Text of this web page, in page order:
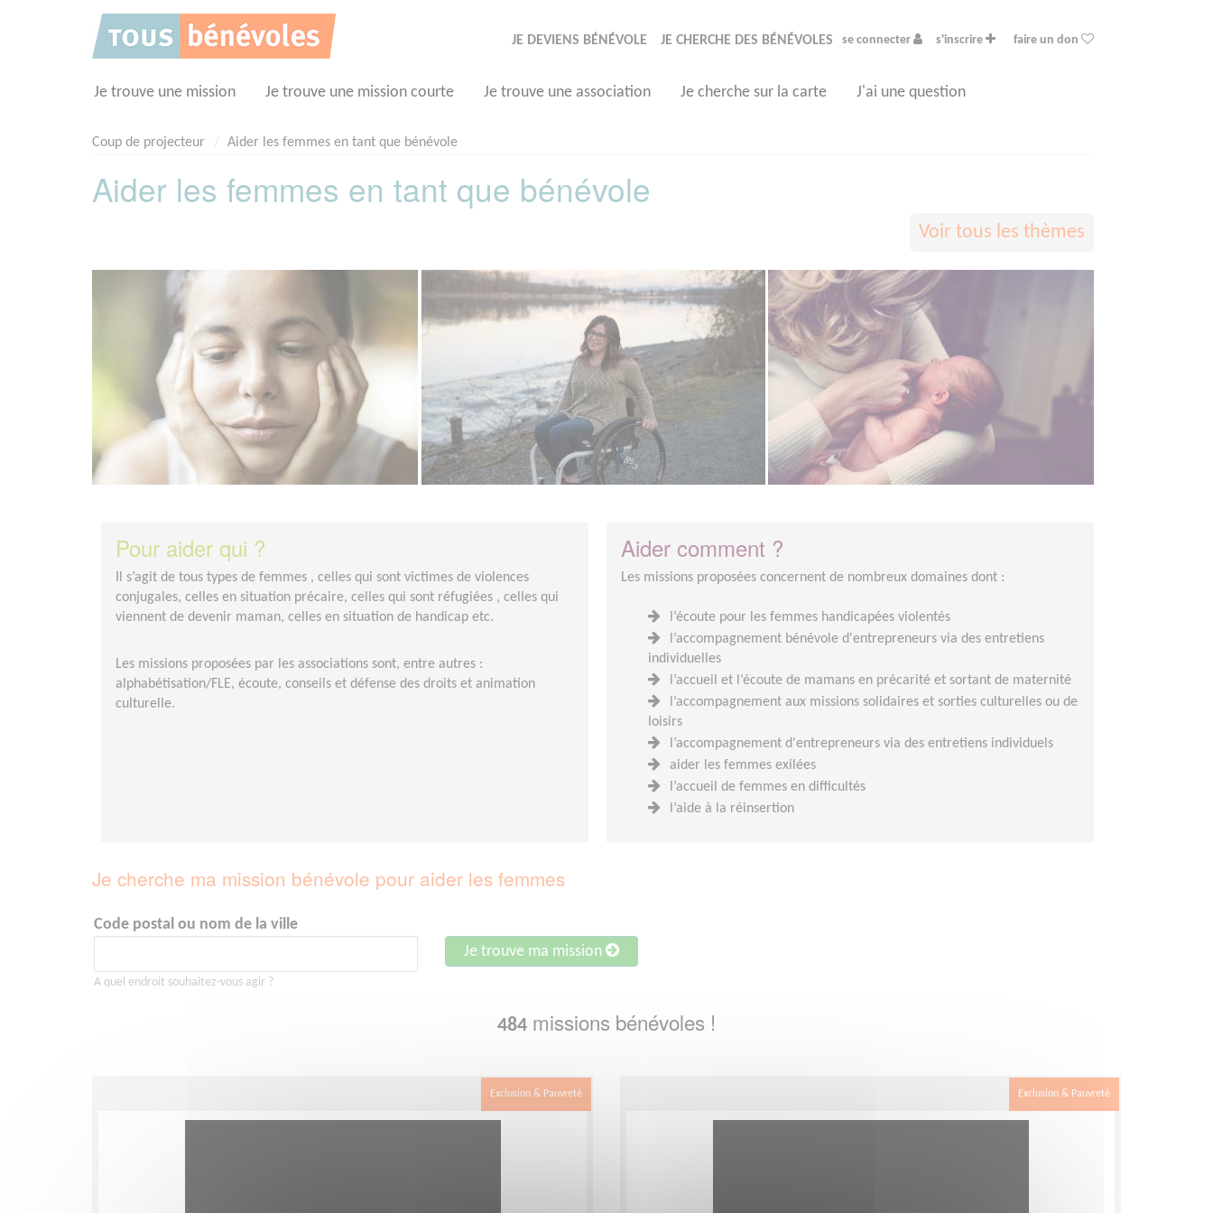
JE DEVIENS BÉNÉVOLE JE CHERCHE DES BÉNÉVOLES se connecter s'inscrire faire un don
Je trouve une mission Je trouve une mission courte Je trouve une association Je cherche sur la carte J'ai une question
Coup de projecteur Aider les femmes en tant que bénévole
Aider les femmes en tant que bénévole
Voir tous les thèmes
Pour aider qui ?
Il s’agit de tous types de femmes , celles qui sont victimes de violences
conjugales, celles en situation précaire, celles qui sont réfugiées , celles qui
viennent de devenir maman, celles en situation de handicap etc.
Les missions proposées par les associations sont, entre autres :
alphabétisation/FLE, écoute, conseils et défense des droits et animation
culturelle.
Aider comment ?
Les missions proposées concernent de nombreux domaines dont :
l’écoute pour les femmes handicapées violentés
l’accompagnement bénévole d'entrepreneurs via des entretiens
individuelles
l’accueil et l’écoute de mamans en précarité et sortant de maternité
l’accompagnement aux missions solidaires et sorties culturelles ou de
loisirs
l’accompagnement d'entrepreneurs via des entretiens individuels
aider les femmes exilées
l’accueil de femmes en difficultés
l’aide à la réinsertion
Je cherche ma mission bénévole pour aider les femmes
Code postal ou nom de la ville
A quel endroit souhaitez-vous agir ?
Je trouve ma mission
484 missions bénévoles !
Exclusion & Pauvreté Exclusion & Pauvreté